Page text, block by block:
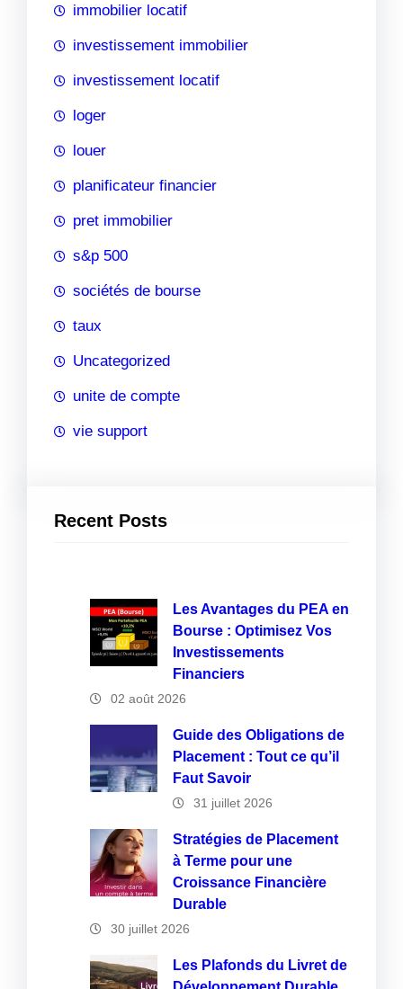
immobilier locatif
investissement immobilier
investissement locatif
loger
louer
planificateur financier
pret immobilier
s&p 500
sociétés de bourse
taux
Uncategorized
unite de compte
vie support
Recent Posts
Les Avantages du PEA en
Bourse : Optimisez Vos
Investissements
Financiers
02 août 2026
Guide des Obligations de
Placement : Tout ce qu’il
Faut Savoir
31 juillet 2026
Stratégies de Placement
à Terme pour une
Croissance Financière
Durable
30 juillet 2026
Les Plafonds du Livret de